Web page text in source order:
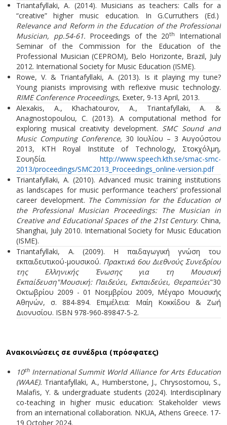
Triantafyllaki, A. (2014). Musicians as teachers: Calls for a
“creative” higher music education. In G.Curruthers (Ed.)
Relevance and Reform in the Education of the Professional
Musician, pp.54-61. Proceedings of the 20th
International
Seminar of the Commission for the Education of the
Professional Musician (CEPROM), Belo Horizonte, Brazil, July
2012. International Society for Music Education (ISME).
Rowe, V. & Triantafyllaki, A. (2013). Is it playing my tune?
Young pianists improvising with reflexive music technology.
RIME Conference Proceedings, Exeter, 9-13 April, 2013.
Alexakis, A., Khachatourov, A., Triantafyllaki, A. &
Anagnostopoulou, C. (2013). A computational method for
exploring musical creativity development. SMC Sound and
Music Computing Conference, 30 Ιουλίου – 3 Αυγούστου
2013, KTH Royal Institute of Technology, Στοκχόλμη,
Σουηδία. http://www.speech.kth.se/smac-smc-
2013/proceedings/SMC2013_Proceedings_online-version.pdf
Triantafyllaki, A. (2010). Advanced music training institutions
as landscapes for music performance teachers’ professional
career development. The Commission for the Education of
the Professional Musician Proceedings: The Musician in
Creative and Educational Spaces of the 21st Century. China,
Shanghai, July 2010. International Society for Music Education
(ISME).
Triantafyllaki, A. (2009). H παιδαγωγική γνώση του
εκπαιδευτικού-μουσικού. Πρακτικά 6ου Διεθνούς Συνεδρίου
της Ελληνικής Ένωσης για τη Μουσική
Εκπαίδευση"Μουσική: Παιδεύει, Εκπαιδεύει, Θεραπεύει"30
Οκτωβρίου 2009 - 01 Νοεμβρίου 2009, Μέγαρο Μουσικής
Αθηνών, σ. 884-894. Επιμέλεια: Μαίη Κοκκίδου & Ζωή
Διονυσίου. ISBN 978-960-89847-5-2.
Ανακοινώσεις σε συνέδρια (πρόσφατες)
10thInternational Summit World Alliance for Arts Education
(WAAE). Triantafyllaki, A., Humberstone, J., Chrysostomou, S.,
Malafis, Y. & undergraduate students (2024). Interdisciplinary
co-teaching in higher music education: Stakeholder views
from an international collaboration. NKUA, Athens Greece. 17-
19 October 2024.